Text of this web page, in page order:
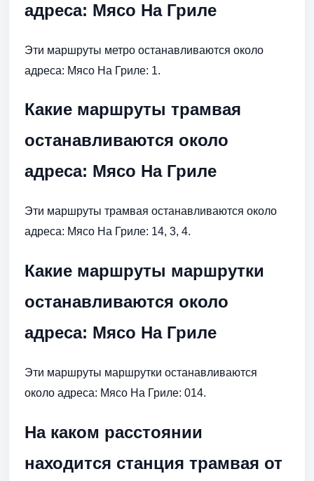
адреса: Мясо На Гриле
Эти маршруты метро останавливаются около
адреса: Мясо На Гриле: 1.
Какие маршруты трамвая
останавливаются около
адреса: Мясо На Гриле
Эти маршруты трамвая останавливаются около
адреса: Мясо На Гриле: 14, 3, 4.
Какие маршруты маршрутки
останавливаются около
адреса: Мясо На Гриле
Эти маршруты маршрутки останавливаются
около адреса: Мясо На Гриле: 014.
На каком расстоянии
находится станция трамвая от